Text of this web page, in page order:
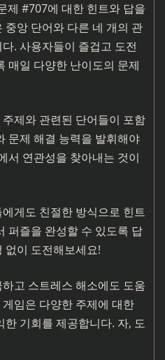
제 #707에 대한 힌트와 답을
중앙 단어와 다른 네 개의 관
. 사용자들이 즐겁고 도전
매일 다양한 난이도의 문제
제와 관련된 단어들이 포함
문제 해결 능력을 발휘해야
서 연관성을 찾아내는 것이
게도 친절한 방식으로 힌트
퍼즐을 완성할 수 있도록 답
없이 도전해보세요!
고 스트레스 해소에도 도움
임은 다양한 주제에 대한
기회를 제공합니다. 자, 도